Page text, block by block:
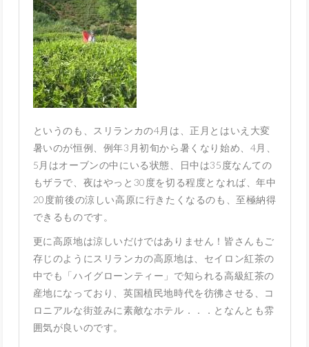
というのも、スリランカの4月は、正月とはいえ大変
暑いのが恒例、例年3月初旬から暑くなり始め、4月、
5月はオーブンの中にいる状態、日中は35度なんての
もザラで、夜はやっと30度を切る程度となれば、年中
20度前後の涼しい高原に行きたくなるのも、至極納得
できるものです。
更に高原地は涼しいだけではありません！皆さんもご
存じのようにスリランカの高原地は、セイロン紅茶の
中でも「ハイグローンティー」で知られる高級紅茶の
産地になっており、英国植民地時代を彷彿させる、コ
ロニアルな街並みに素敵なホテル．．．となんとも雰
囲気が良いのです。